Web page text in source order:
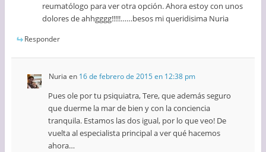
reumatólogo para ver otra opción. Ahora estoy con unos
dolores de ahhgggg!!!!!……besos mi queridisima Nuria
Responder
Nuria en 16 de febrero de 2015 en 12:38 pm
Pues ole por tu psiquiatra, Tere, que además seguro
que duerme la mar de bien y con la conciencia
tranquila. Estamos las dos igual, por lo que veo! De
vuelta al especialista principal a ver qué hacemos
ahora…